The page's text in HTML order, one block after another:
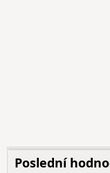
Poslední